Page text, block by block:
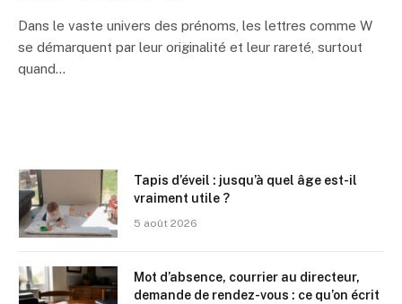
Dans le vaste univers des prénoms, les lettres comme W
se démarquent par leur originalité et leur rareté, surtout
quand…
Tapis d’éveil : jusqu’à quel âge est-il
vraiment utile ?
5 août 2026
Mot d’absence, courrier au directeur,
demande de rendez-vous : ce qu’on écrit